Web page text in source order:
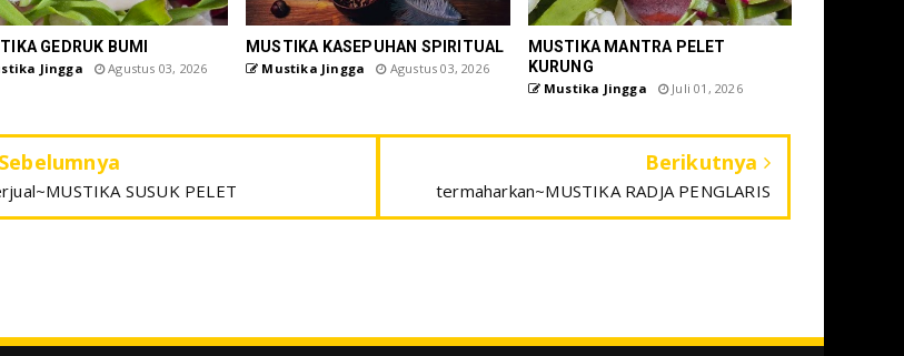
GEDRUK BUMI
Jingga Agustus 03, 2026
MUSTIKA KASEPUHAN SPIRITUAL
Mustika Jingga Agustus 03, 2026
MUSTIKA MANTRA PELET
KURUNG
Mustika Jingga Juli 01, 2026
SUSUK PELET
Berikutnya
termaharkan~MUSTIKA RADJA PENGLARIS